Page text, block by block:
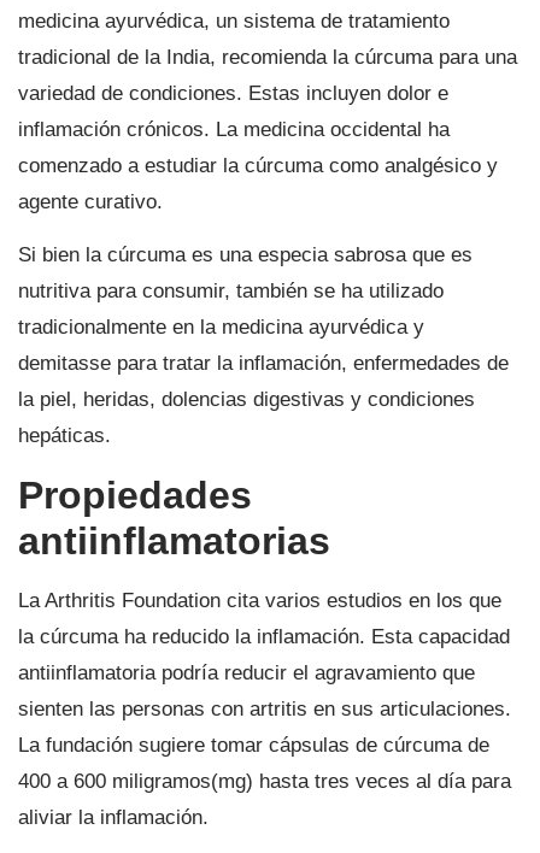
medicina ayurvédica, un sistema de tratamiento
tradicional de la India, recomienda la cúrcuma para una
variedad de condiciones. Estas incluyen dolor e
inflamación crónicos. La medicina occidental ha
comenzado a estudiar la cúrcuma como analgésico y
agente curativo.
Si bien la cúrcuma es una especia sabrosa que es
nutritiva para consumir, también se ha utilizado
tradicionalmente en la medicina ayurvédica y
demitasse para tratar la inflamación, enfermedades de
la piel, heridas, dolencias digestivas y condiciones
hepáticas.
Propiedades
antiinflamatorias
La Arthritis Foundation cita varios estudios en los que
la cúrcuma ha reducido la inflamación. Esta capacidad
antiinflamatoria podría reducir el agravamiento que
sienten las personas con artritis en sus articulaciones.
La fundación sugiere tomar cápsulas de cúrcuma de
400 a 600 miligramos(mg) hasta tres veces al día para
aliviar la inflamación.